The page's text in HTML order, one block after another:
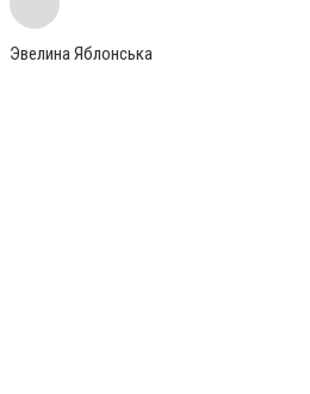
Эвелина Яблонська